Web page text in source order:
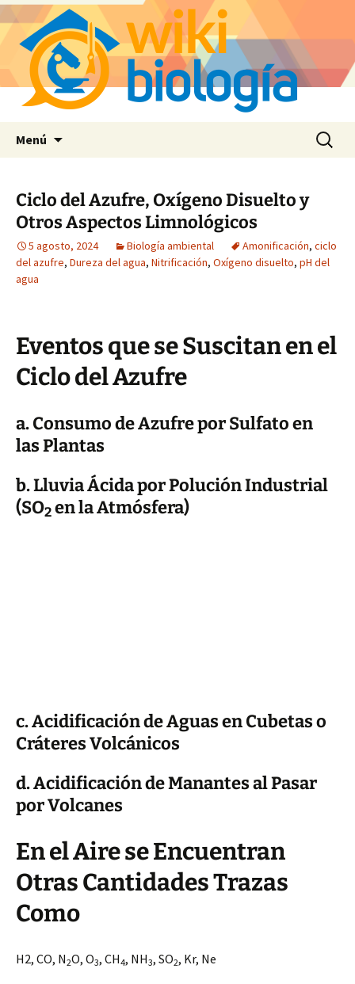
Menú Buscar:
Ciclo del Azufre, Oxígeno Disuelto y
Otros Aspectos Limnológicos
5 agosto, 2024 Biología ambiental Amonificación, ciclo
del azufre, Dureza del agua, Nitrificación, Oxígeno disuelto, pH del
agua
Eventos que se Suscitan en el
Ciclo del Azufre
a. Consumo de Azufre por Sulfato en
las Plantas
b. Lluvia Ácida por Polución Industrial
(SO2 en la Atmósfera)
c. Acidificación de Aguas en Cubetas o
Cráteres Volcánicos
d. Acidificación de Manantes al Pasar
por Volcanes
En el Aire se Encuentran
Otras Cantidades Trazas
Como
H2, CO, N2O, O3, CH4, NH3, SO2, Kr, Ne